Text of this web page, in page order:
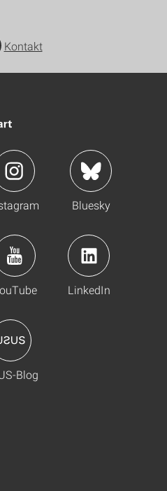
Kontakt
Bluesky
LinkedIn
Blog